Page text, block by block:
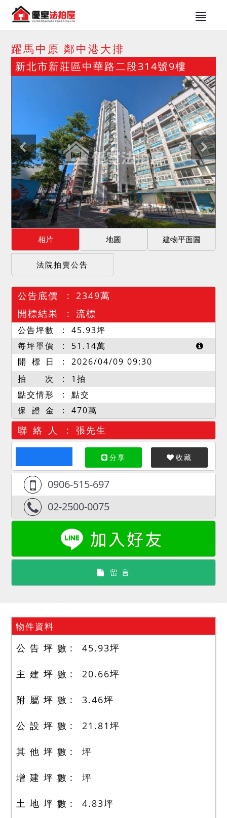
躍馬中原 鄰中港大排
新北市新莊區中華路二段314號9樓
相片 地圖 建物平面圖
法院拍賣公告
公告底價
2349萬
開標結果
流標
公告坪數 45.93坪
每坪單價
51.14萬
開 標 日
2026/04/09 09:30
拍 次
1拍
點交情形
點交
保 證 金
470萬
聯 絡 人 張先生
分享 收藏
0906-515-697
02-2500-0075
留 言
物件資料
公 告 坪 數 45.93坪
主 建 坪 數 20.66坪
附 屬 坪 數 3.46坪
公 設 坪 數 21.81 坪
其 他 坪 數 坪
增 建 坪 數 坪
土 地 坪 數 4.83坪